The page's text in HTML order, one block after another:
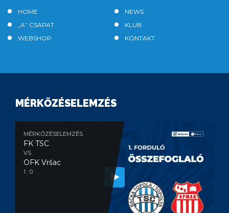
HOME
NEWS
„A” CSAPAT
KLUB
WEBSHOP
KONTAKT
MÉRKŐZÉSELEMZÉS
MÉRKŐZÉSELEMZÉS
FK TSC
VS
OFK Vršac
1 : 0